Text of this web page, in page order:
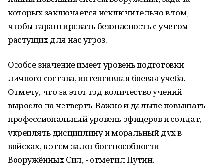
которых заключается исключительно в том,
чтобы гарантировать безопасность с учетом
растущих для нас угроз.
Особое значение имеет уровень подготовки
личного состава, интенсивная боевая учёба.
Отмечу, что за этот год количество учений
выросло на четверть. Важно и дальше повышать
профессиональный уровень офицеров и солдат,
укреплять дисциплину и моральный дух в
войсках, в этом залог боеспособности
Вооружённых Сил, - отметил Путин.